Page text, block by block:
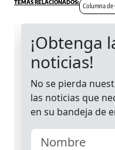
Columna de